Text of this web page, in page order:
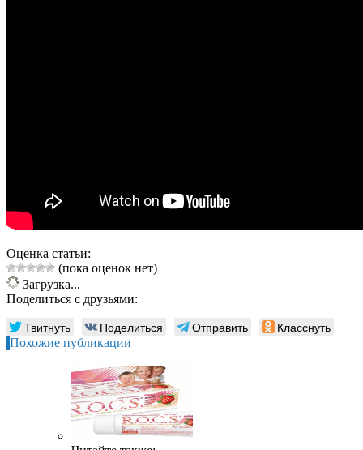
Оценка статьи:
(пока оценок нет)
Загрузка...
Поделиться с друзьями:
Твитнуть Поделиться Отправить Класснуть
Похожие публикации